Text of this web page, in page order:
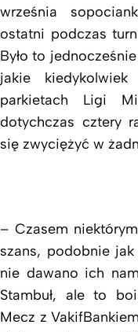
września
ostatni podczas
Było to
jakie
parkietach Ligi
dotychczas cztery
się zwyciężyć w
– Czasem
szans, podobnie
nie dawano ich
Stambuł, ale to
Mecz z